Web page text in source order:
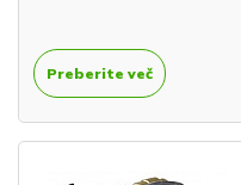
Preberite več